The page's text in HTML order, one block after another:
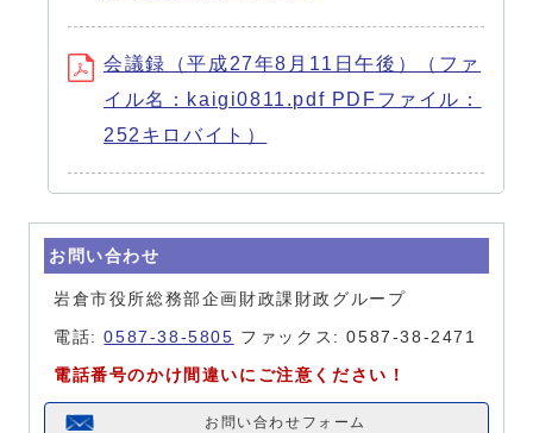
会議録（平成27年8月11日午後）（ファ
イル名：kaigi0811.pdf PDFファイル：
252キロバイト）
お問い合わせ
岩倉市役所総務部企画財政課財政グループ
電話:0587-38-5805 ファックス: 0587-38-2471
電話番号のかけ間違いにご注意ください！
お問い合わせフォーム